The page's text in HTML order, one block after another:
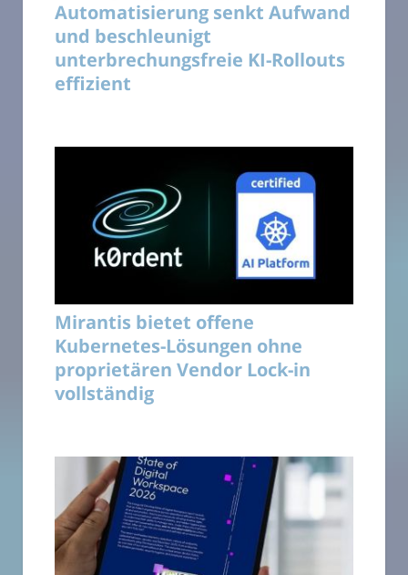
Automatisierung senkt Aufwand
und beschleunigt
unterbrechungsfreie KI-Rollouts
effizient
Mirantis bietet offene
Kubernetes-Lösungen ohne
proprietären Vendor Lock-in
vollständig